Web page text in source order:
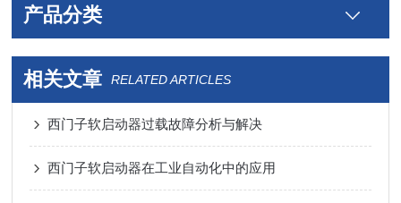
产品分类
相关文章 RELATED ARTICLES
西门子软启动器过载故障分析与解决
西门子软启动器在工业自动化中的应用